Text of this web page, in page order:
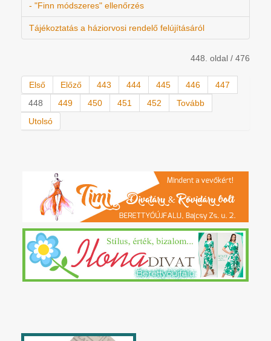
- "Finn módszeres" ellenőrzés
Tájékoztatás a háziorvosi rendelő felújításáról
448. oldal / 476
Első Előző 443 444 445 446
447
448
449 450 451 452
Tovább
Utolsó